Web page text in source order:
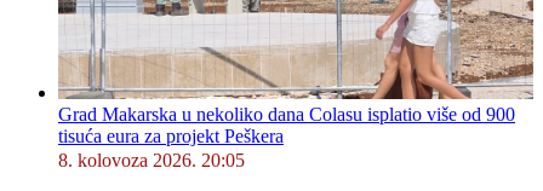
Grad Makarska u nekoliko dana Colasu isplatio više od 900
tisuća eura za projekt Peškera
8. kolovoza 2026. 20:05